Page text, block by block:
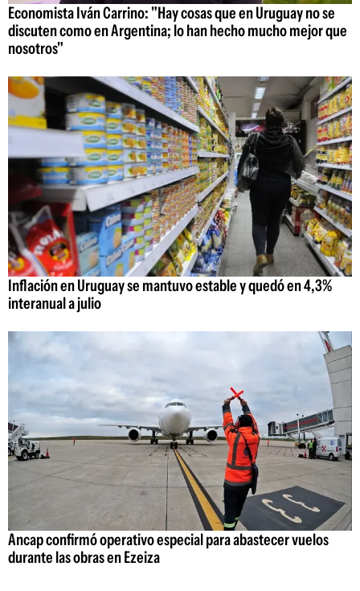
Economista Iván Carrino: "Hay cosas que en Uruguay no se
discuten como en Argentina; lo han hecho mucho mejor que
nosotros"
Inflación en Uruguay se mantuvo estable y quedó en 4,3%
interanual a julio
Ancap confirmó operativo especial para abastecer vuelos
durante las obras en Ezeiza